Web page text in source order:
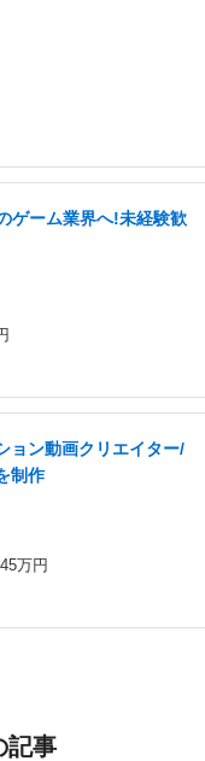
ゲーム業界へ!未経験歓
ョン動画クリエイター/
制作
万円
記事